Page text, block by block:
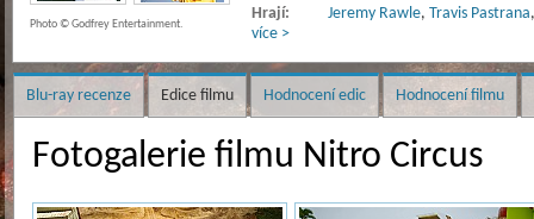
Hrají:
Jeremy Rawle, Travis Pastrana
více >
Photo © Godfrey Entertainment.
Blu-ray recenze Edice filmu Hodnocení edic Hodnocení filmu
Fotogalerie filmu Nitro Circus